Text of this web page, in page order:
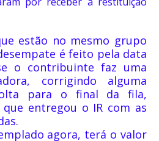
estão no mesmo grupo
é feito pela data
o contribuinte faz uma
corrigindo alguma
para o final da fila,
entregou o IR com as
agora, terá o valor